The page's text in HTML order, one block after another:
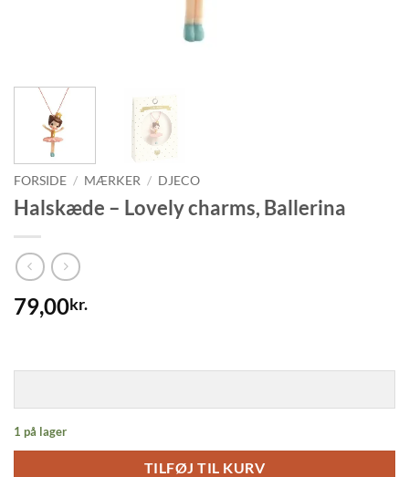
FORSIDE / MÆRKER / DJECO
Halskæde – Lovely charms, Ballerina
79,00kr.
1 på lager
TILFØJ TIL KURV